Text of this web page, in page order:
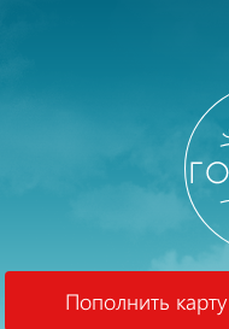
Пополнить карту